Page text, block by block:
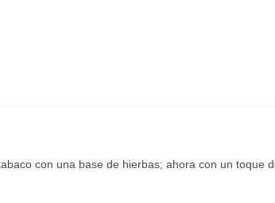
con una base de hierbas; ahora con un